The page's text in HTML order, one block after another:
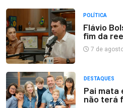
POLÍTICA
Flávio
fim da
7 de
DESTAQUES
Pai mata
não terá